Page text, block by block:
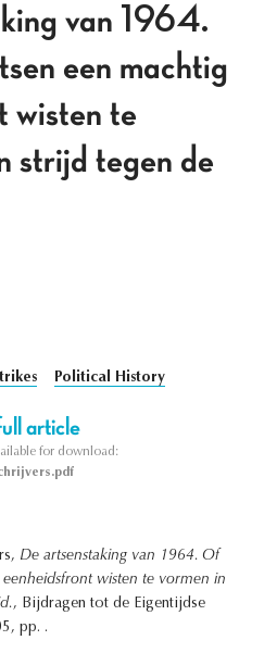
van 1964.
een machtig
wisten te
strijd tegen de
Political History
article
for download:
De artsenstaking van 1964. Of
wisten te vormen in
, Bijdragen tot de Eigentijdse
pp. .